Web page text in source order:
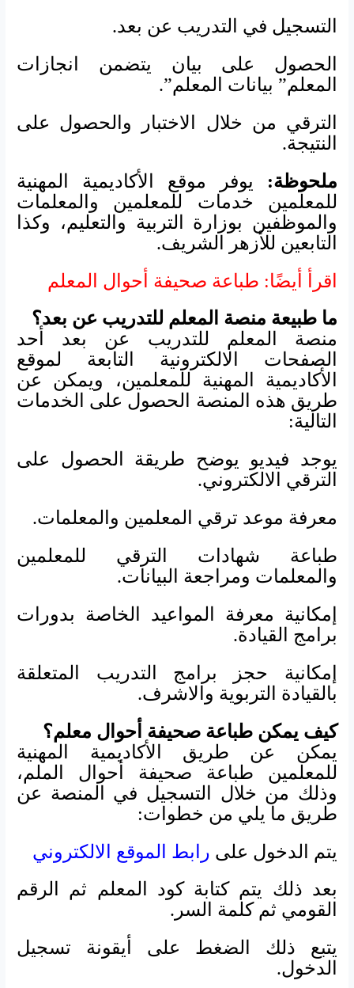
التسجيل في التدريب عن بعد.
الحصول على بيان يتضمن انجازات
المعلم” بيانات المعلم”.
الترقي من خلال الاختبار والحصول على
النتيجة.
ملحوظة: يوفر موقع الأكاديمية المهنية
للمعلمين خدمات للمعلمين والمعلمات
والموظفين بوزارة التربية والتعليم، وكذا
التابعين للأزهر الشريف.
اقرأ أيضًا: طباعة صحيفة أحوال المعلم
ما طبيعة منصة المعلم للتدريب عن بعد؟
منصة المعلم للتدريب عن بعد أحد
الصفحات الالكترونية التابعة لموقع
الأكاديمية المهنية للمعلمين، ويمكن عن
طريق هذه المنصة الحصول على الخدمات
التالية:
يوجد فيديو يوضح طريقة الحصول على
الترقي الالكتروني.
معرفة موعد ترقي المعلمين والمعلمات.
طباعة شهادات الترقي للمعلمين
والمعلمات ومراجعة البيانات.
إمكانية معرفة المواعيد الخاصة بدورات
برامج القيادة.
إمكانية حجز برامج التدريب المتعلقة
بالقيادة التربوية والاشرف.
كيف يمكن طباعة صحيفة أحوال معلم؟
يمكن عن طريق الأكاديمية المهنية
للمعلمين طباعة صحيفة أحوال الملم،
وذلك من خلال التسجيل في المنصة عن
طريق ما يلي من خطوات:
يتم الدخول على رابط الموقع الالكتروني
بعد ذلك يتم كتابة كود المعلم ثم الرقم
القومي ثم كلمة السر.
يتبع ذلك الضغط على أيقونة تسجيل
الدخول.